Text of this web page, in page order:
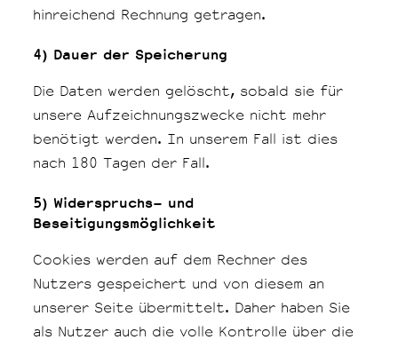
hinreichend Rechnung getragen.
4) Dauer der Speicherung
Die Daten werden gelöscht, sobald sie für
unsere Aufzeichnungszwecke nicht mehr
benötigt werden. In unserem Fall ist dies
nach 180 Tagen der Fall.
5) Widerspruchs- und
Beseitigungsmöglichkeit
Cookies werden auf dem Rechner des
Nutzers gespeichert und von diesem an
unserer Seite übermittelt. Daher haben Sie
als Nutzer auch die volle Kontrolle über die